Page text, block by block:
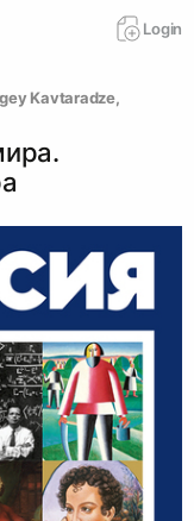
Login
Kavtaradze,